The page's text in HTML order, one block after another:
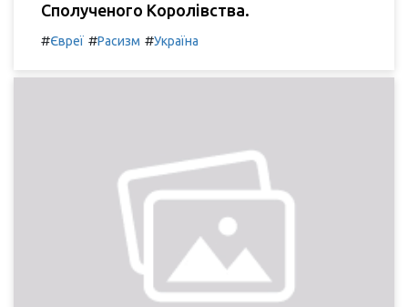
Сполученого Королівства.
#Євреї #Расизм #Україна